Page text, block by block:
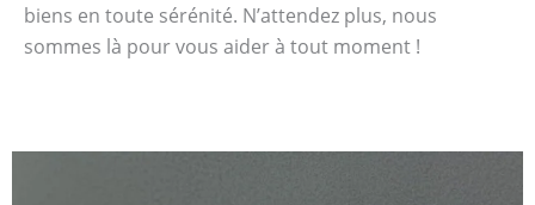
biens en toute sérénité. N’attendez plus, nous
sommes là pour vous aider à tout moment !